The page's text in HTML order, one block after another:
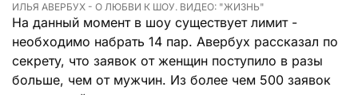
ИЛЬЯ АВЕРБУХ - О ЛЮБВИ К ШОУ. ВИДЕО: "ЖИЗНЬ"
На данный момент в шоу существует лимит -
необходимо набрать 14 пар. Авербух рассказал по
секрету, что заявок от женщин поступило в разы
больше, чем от мужчин. Из более чем 500 заявок